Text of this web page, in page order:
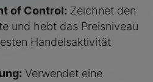
of Control: Zeichnet den
und hebt das Preisniveau
Handelsaktivität
Verwendet eine